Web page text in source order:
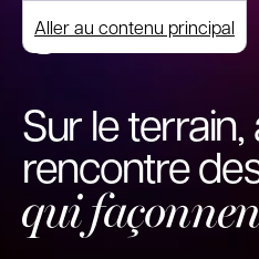
Aller au contenu principal
Sur le terrain,
rencontre
qui